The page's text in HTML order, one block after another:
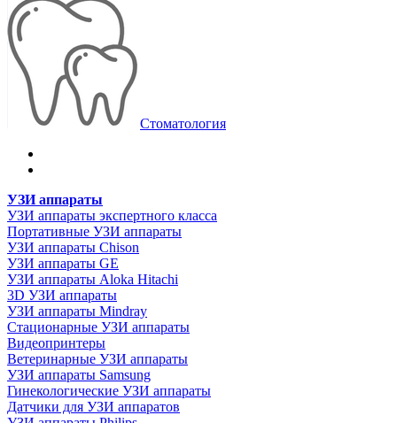
Стоматология
УЗИ аппараты
УЗИ аппараты экспертного класса
Портативные УЗИ аппараты
УЗИ аппараты Chison
УЗИ аппараты GE
УЗИ аппараты Aloka Hitachi
3D УЗИ аппараты
УЗИ аппараты Mindray
Стационарные УЗИ аппараты
Видеопринтеры
Ветеринарные УЗИ аппараты
УЗИ аппараты Samsung
Гинекологические УЗИ аппараты
Датчики для УЗИ аппаратов